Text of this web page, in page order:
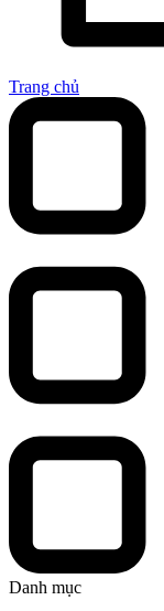
Trang chủ
Danh mục